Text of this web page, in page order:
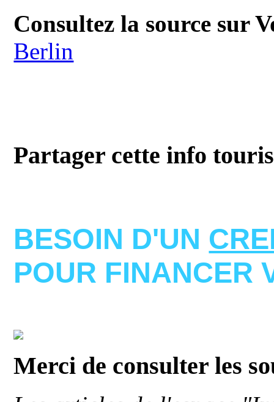
Consultez la source sur
Berlin
Partager cette info
BESOIN D'UN
POUR FINANCER
Merci de consulter les